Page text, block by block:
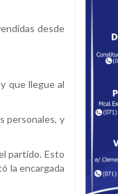
desde
que llegue al
personales, y
partido. Esto
la encargada